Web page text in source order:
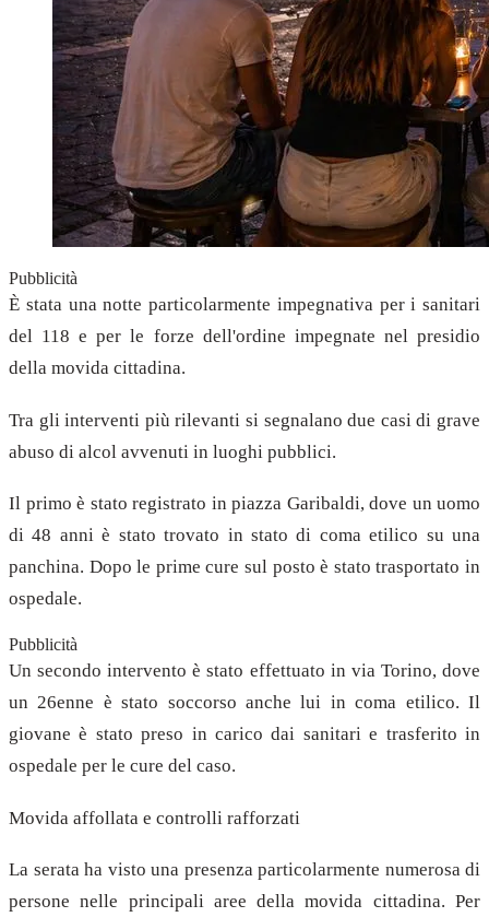
Pubblicità
È stata una notte particolarmente impegnativa per i sanitari
del 118 e per le forze dell'ordine impegnate nel presidio
della movida cittadina.
Tra gli interventi più rilevanti si segnalano due casi di grave
abuso di alcol avvenuti in luoghi pubblici.
Il primo è stato registrato in piazza Garibaldi, dove un uomo
di 48 anni è stato trovato in stato di coma etilico su una
panchina. Dopo le prime cure sul posto è stato trasportato in
ospedale.
Pubblicità
Un secondo intervento è stato effettuato in via Torino, dove
un 26enne è stato soccorso anche lui in coma etilico. Il
giovane è stato preso in carico dai sanitari e trasferito in
ospedale per le cure del caso.
Movida affollata e controlli rafforzati
La serata ha visto una presenza particolarmente numerosa di
persone nelle principali aree della movida cittadina. Per